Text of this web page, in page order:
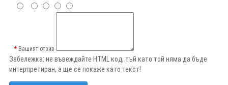
Вашият отзив
Забележка: не въвеждайте HTML код, тъй като той няма да бъде
интерпретиран, а ще се покаже като текст!